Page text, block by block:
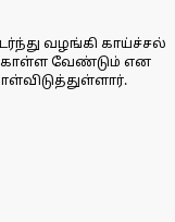
வழங்கி காய்ச்சல்
வேண்டும் என